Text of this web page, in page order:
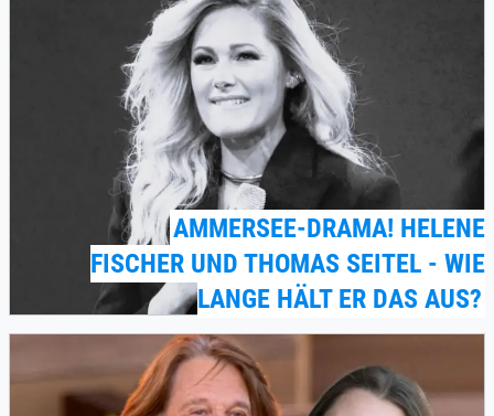
AMMERSEE-DRAMA! HELENE
FISCHER UND THOMAS SEITEL - WIE
LANGE HÄLT ER DAS AUS?